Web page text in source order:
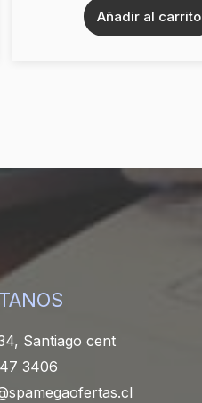
Añadir al carrito
Santiago cent
3406